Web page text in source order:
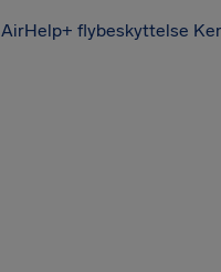
AirHelp+ flybeskyttelse